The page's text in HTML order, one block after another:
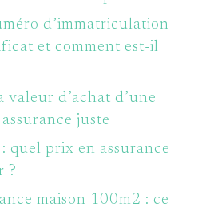
d’immatriculation
et comment est-il
d’achat d’une
juste
quel prix en assurance
?
maison 100m2 : ce